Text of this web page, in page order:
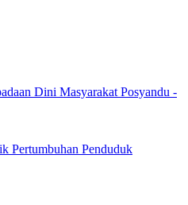
Dini Masyarakat Posyandu -
Pertumbuhan Penduduk